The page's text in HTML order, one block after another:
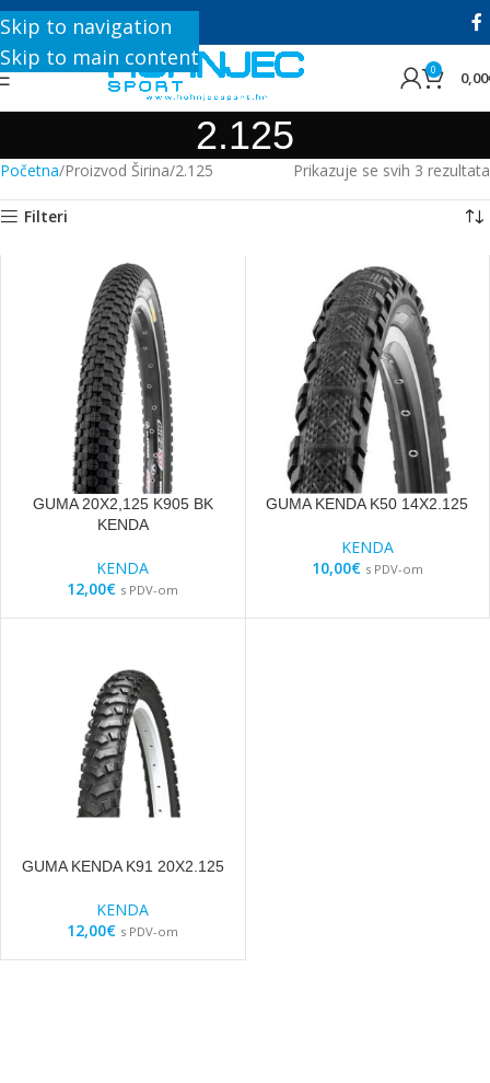
Skip to navigation
Skip to main content
+385 1 8896 200
0 0,00
2.125
Početna Proizvod Širina 2.125 Prikazuje se svih 3 rezultata
Filteri
GUMA 20X2,125 K905 BK
KENDA
KENDA
12,00€ s PDV-om
GUMA KENDA K50 14X2.125
KENDA
10,00€ s PDV-om
GUMA KENDA K91 20X2.125
KENDA
12,00€ s PDV-om